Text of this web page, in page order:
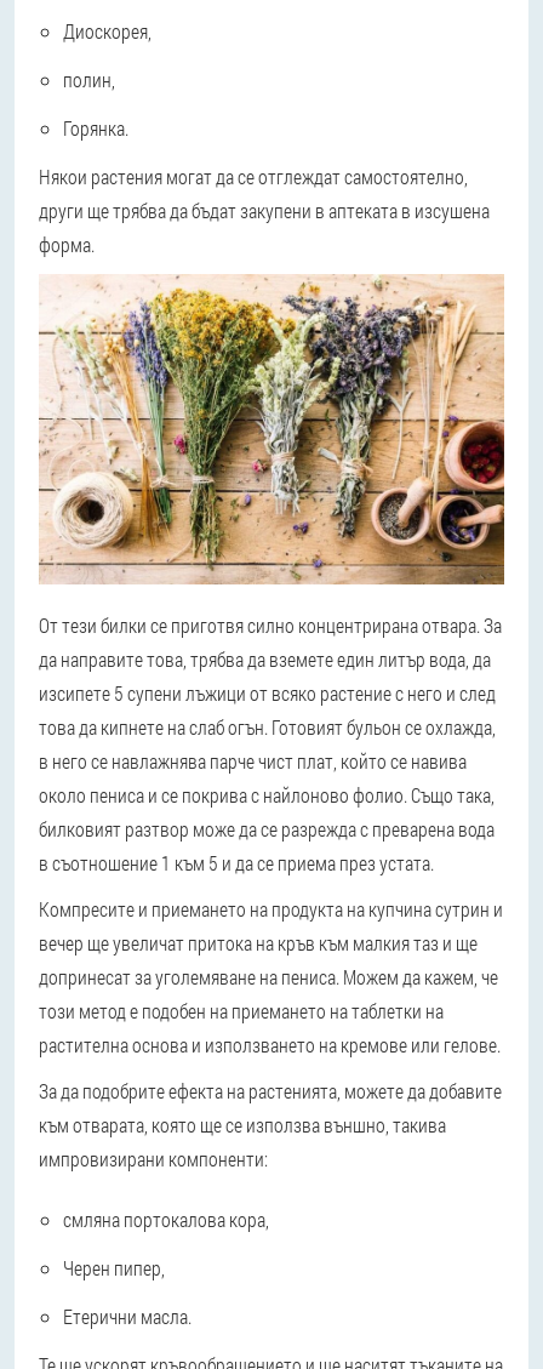
Диоскорея,
полин,
Горянка.
Някои растения могат да се отглеждат самостоятелно,
други ще трябва да бъдат закупени в аптеката в изсушена
форма.
От тези билки се приготвя силно концентрирана отвара. За
да направите това, трябва да вземете един литър вода, да
изсипете 5 супени лъжици от всяко растение с него и след
това да кипнете на слаб огън. Готовият бульон се охлажда,
в него се навлажнява парче чист плат, който се навива
около пениса и се покрива с найлоново фолио. Също така,
билковият разтвор може да се разрежда с преварена вода
в съотношение 1 към 5 и да се приема през устата.
Компресите и приемането на продукта на купчина сутрин и
вечер ще увеличат притока на кръв към малкия таз и ще
допринесат за уголемяване на пениса. Можем да кажем, че
този метод е подобен на приемането на таблетки на
растителна основа и използването на кремове или гелове.
За да подобрите ефекта на растенията, можете да добавите
към отварата, която ще се използва външно, такива
импровизирани компоненти:
смляна портокалова кора,
Черен пипер,
Етерични масла.